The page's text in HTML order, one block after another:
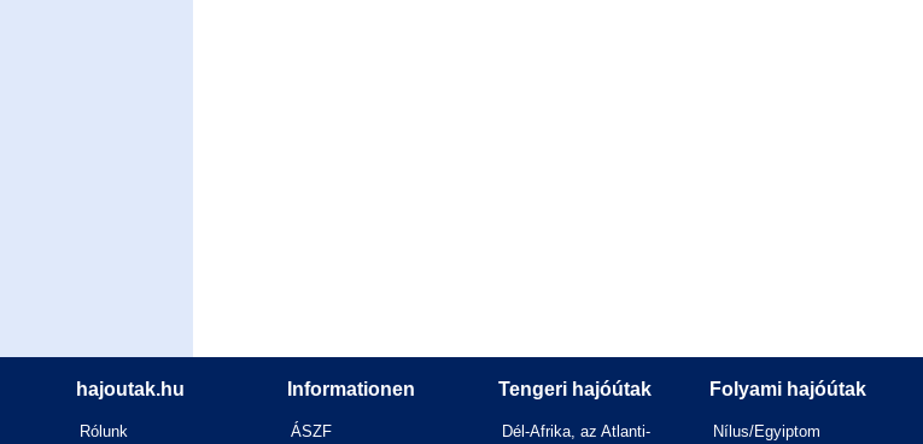
hajoutak.hu
Rólunk
Informationen
ÁSZF
Tengeri hajóútak
Dél-Afrika, az Atlanti-
Folyami hajóútak
Nílus/Egyiptom